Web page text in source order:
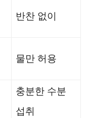
반찬 없이
물만 허용
충분한 수분
섭취